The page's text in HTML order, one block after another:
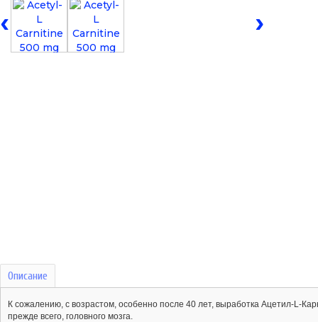
‹ ›
Описание
К сожалению, с возрастом, особенно после 40 лет, выработка Ацетил-L-
прежде всего, головного мозга.